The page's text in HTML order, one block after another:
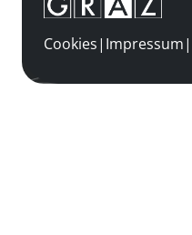
Cookies| Impressum|